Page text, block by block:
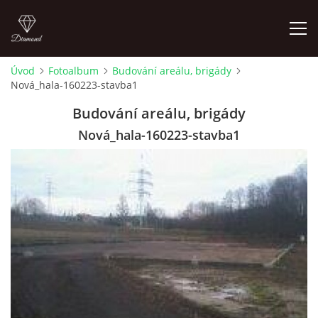
ÚVOD
SLUŽBY
JEŽDĚNÍ PRO VEŘEJNOST
Úvod Fotoalbum
Budování areálu, brigády
Nová_hala-160223-stavba1
Budování areálu, brigády
Nová_hala-160223-stavba1